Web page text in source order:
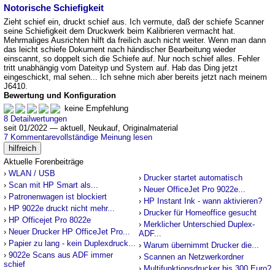
Notorische Schiefigkeit
Zieht schief ein, druckt schief aus. Ich vermute, daß der schiefe Scanner
seine Schiefigkeit dem Druckwerk beim Kalibrieren vermacht hat.
Mehrmaliges Ausrichten hilft da freilich auch nicht weiter. Wenn man dann
das leicht schiefe Dokument nach händischer Bearbeitung wieder
einscannt, so doppelt sich die Schiefe auf. Nur noch schief alles. Fehler
tritt unabhängig vom Dateityp und System auf. Hab das Ding jetzt
eingeschickt, mal sehen... Ich sehne mich aber bereits jetzt nach meinem
J6410.
Bewertung und Konfiguration
1*
keine Empfehlung
8 Detailwertungen
seit 01/2022 — aktuell, Neukauf, Originalmaterial
7 Kommentarevollständige Meinung lesen
hilfreich
Aktuelle Forenbeiträge
› WLAN / USB
› Scan mit HP Smart als...
› Patronenwagen ist blockiert
› HP 9022e druckt nicht mehr...
› HP Officejet Pro 8022e
› Neuer Drucker HP OfficeJet Pro...
› Papier zu lang - kein Duplexdruck...
› 9022e Scans aus ADF immer
schief
› Drucker startet automatisch
› Neuer OfficeJet Pro 9022e...
› HP Instant Ink - wann aktivieren?
› Drucker für Homeoffice gesucht
› Merklicher Unterschied Duplex-
ADF...
› Warum übernimmt Drucker die...
› Scannen an Netzwerkordner